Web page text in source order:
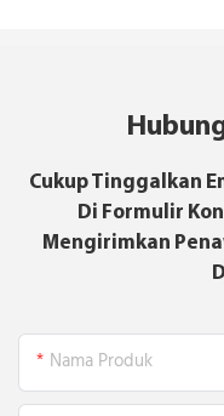
Cukup Tinggalkan
Di Formulir
Mengirimkan
Nama Produk